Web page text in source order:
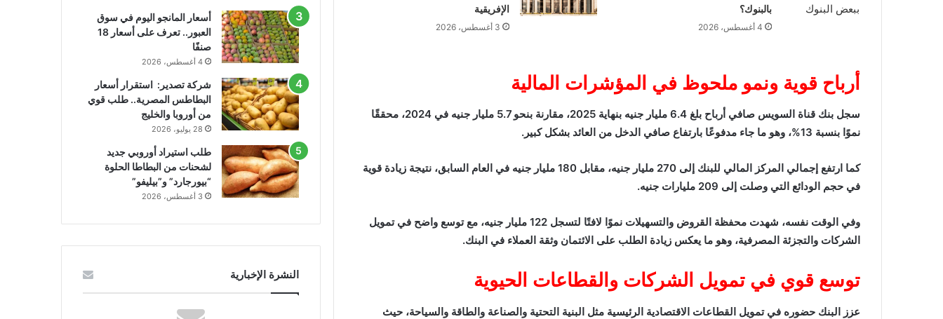
بالبنوك؟
4 أغسطس، 2026
الإفريقية
3 أغسطس، 2026
أرباح قوية ونمو ملحوظ في المؤشرات المالية
سجل بنك قناة السويس صافي أرباح بلغ 6.4 مليار جنيه بنهاية 2025، مقارنة بنحو 5.7 مليار جنيه في 2024، محققًا
نموًا بنسبة 13%، وهو ما جاء مدفوعًا بارتفاع صافي الدخل من العائد بشكل كبير.
كما ارتفع إجمالي المركز المالي للبنك إلى 270 مليار جنيه، مقابل 180 مليار جنيه في العام السابق، نتيجة زيادة قوية
في حجم الودائع التي وصلت إلى 209 مليارات جنيه.
وفي الوقت نفسه، شهدت محفظة القروض والتسهيلات نموًا لافتًا لتسجل 122 مليار جنيه، مع توسع واضح في تمويل
الشركات والتجزئة المصرفية، وهو ما يعكس زيادة الطلب على الائتمان وثقة العملاء في البنك.
توسع قوي في تمويل الشركات والقطاعات الحيوية
عزز البنك حضوره في تمويل القطاعات الاقتصادية الرئيسية مثل البنية التحتية والصناعة والطاقة والسياحة، حيث
أسعار المانجو اليوم في سوق
العبور.. تعرف على أسعار 18
صنفًا
4 أغسطس، 2026
شركة تصدير: استقرار أسعار
البطاطس المصرية.. طلب قوي
من أوروبا والخليج
28 يوليو، 2026
طلب استيراد أوروبي جديد
لشحنات من البطاطا الحلوة
“بيورجارد” و”بيليفو”
3 أغسطس، 2026
النشرة الإخبارية